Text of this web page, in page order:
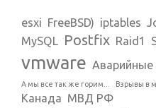
esxi FreeBSD) iptables
MySQL Postfix Raid1
vmware Аварийные
А мы все так же горим... Взрывы в
Канада МВД РФ